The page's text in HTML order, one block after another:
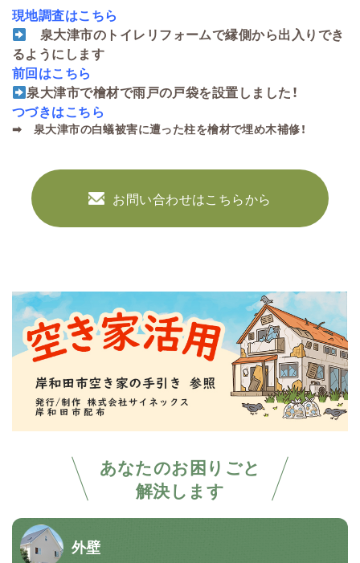
あなたのお困りごと
解決します
外壁
現地調査はこちら
泉大津市のトイレリフォームで縁側から出入りでき
るようにします
前回はこちら
泉大津市で檜材で雨戸の戸袋を設置しました！
つづきはこちら
➡ 泉大津市の白蟻被害に遭った柱を檜材で埋め木補修！
お問い合わせはこちらから